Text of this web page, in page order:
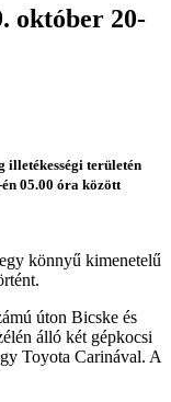
október 20-
illetékességi területén
05.00 óra között
könnyű kimenetelű
úton Bicske és
álló két gépkocsi
Toyota Carinával. A